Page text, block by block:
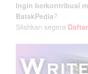
Ingin berkontribusi
BatakPedia?
Silahkan segera Daftar